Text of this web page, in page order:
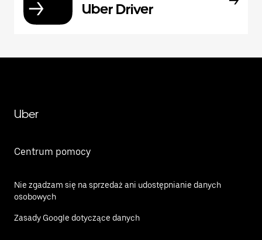
Uber Driver
Uber
Centrum pomocy
Nie zgadzam się na sprzedaż ani udostępnianie danych
osobowych
Zasady Google dotyczące danych